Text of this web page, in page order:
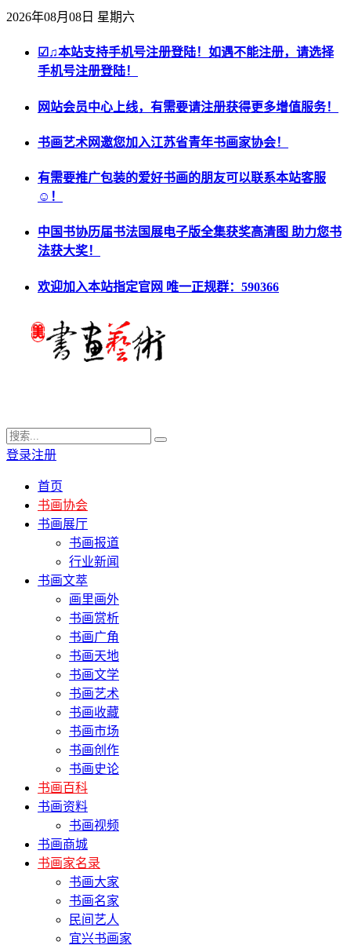
2026年08月08日 星期六
☑♫本站支持手机号注册登陆！如遇不能注册，请选择
手机号注册登陆！
网站会员中心上线，有需要请注册获得更多增值服务！
书画艺术网邀您加入江苏省青年书画家协会！
有需要推广包装的爱好书画的朋友可以联系本站客服
☺！
中国书协历届书法国展电子版全集获奖高清图 助力您书
法获大奖！
欢迎加入本站指定官网 唯一正规群：590366
登录注册
首页
书画协会
书画展厅
书画报道
行业新闻
书画文萃
画里画外
书画赏析
书画广角
书画天地
书画文学
书画艺术
书画收藏
书画市场
书画创作
书画史论
书画百科
书画资料
书画视频
书画商城
书画家名录
书画大家
书画名家
民间艺人
宜兴书画家